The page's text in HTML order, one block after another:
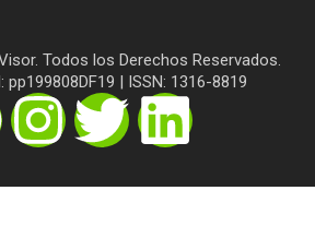
Todos los Derechos Reservados.
pp199808DF19 | ISSN: 1316-8819